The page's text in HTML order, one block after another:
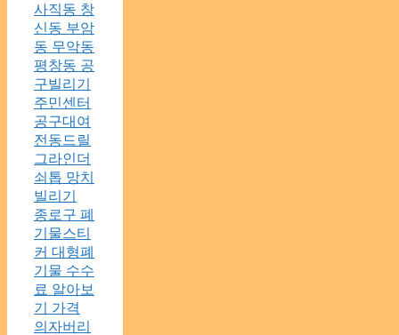
사직동 창
신동 부암
동 무악동
평창동 공
구빌리기
주민센터
공구대여
전동드릴
그라인더
쇠톱 망치
빌리기
종로구 폐
기물스티
커 대형폐
기물 수수
료 알아보
기 가격
의자버리